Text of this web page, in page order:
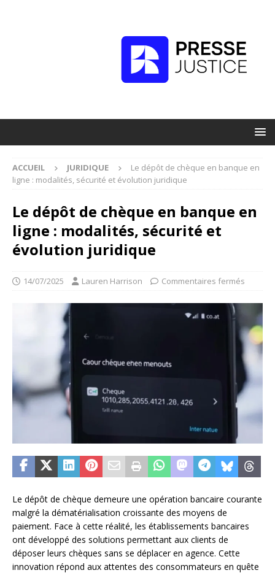
ACCUEIL JURIDIQUE
Le dépôt de chèque en banque en
ligne : modalités, sécurité et évolution juridique
Le dépôt de chèque en banque en
ligne : modalités, sécurité et
évolution juridique
14/07/2025 Lauren Harrison Commentaires fermés
Le dépôt de chèque demeure une opération bancaire courante
malgré la dématérialisation croissante des moyens de
paiement. Face à cette réalité, les établissements bancaires
ont développé des solutions permettant aux clients de
déposer leurs chèques sans se déplacer en agence. Cette
innovation répond aux attentes des consommateurs en quête